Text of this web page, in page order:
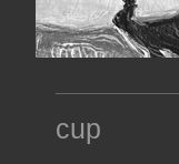
cup